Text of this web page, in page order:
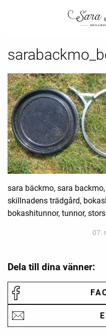
sara bäckmo, sara
skillnadens trädgård,
bokashitunnor, tunnor,
07.
Dela till dina vänner: